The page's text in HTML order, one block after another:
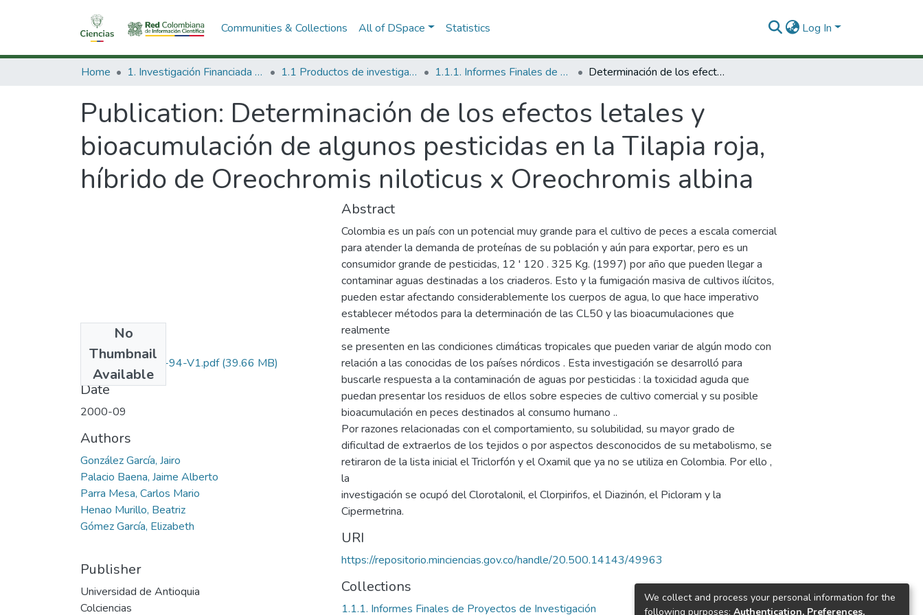
Communities & Collections All of DSpace Statistics Log In
Home 1. Investigación Financiada con Recursos Públicos 1.1 Productos de investigación 1.1.1. Informes Finales de Proyectos de Investigación Determinación de los efectos letales y bioacumulación de algunos pesticidas en la Tilapia roja, híbrido de Oreochromis niloticus x Oreochromis albina
Publication: Determinación de los efectos letales y
bioacumulación de algunos pesticidas en la Tilapia roja,
híbrido de Oreochromis niloticus x Oreochromis albina
No
Thumbnail
Available
1115-09-250-94-V1.pdf(39.66 MB)
Date
2000-09
Authors
González García, Jairo
Palacio Baena, Jaime Alberto
Parra Mesa, Carlos Mario
Henao Murillo, Beatriz
Gómez García, Elizabeth
Publisher
Universidad de Antioquia
Colciencias
Abstract
Colombia es un país con un potencial muy grande para el cultivo de peces a escala comercial
para atender la demanda de proteínas de su población y aún para exportar, pero es un
consumidor grande de pesticidas, 12 ' 120 . 325 Kg. (1997) por año que pueden llegar a
contaminar aguas destinadas a los criaderos. Esto y la fumigación masiva de cultivos ilícitos,
pueden estar afectando considerablemente los cuerpos de agua, lo que hace imperativo
establecer métodos para la determinación de las CL50 y las bioacumulaciones que
realmente
se presenten en las condiciones climáticas tropicales que pueden variar de algún modo con
relación a las conocidas de los países nórdicos . Esta investigación se desarrolló para
buscarle respuesta a la contaminación de aguas por pesticidas : la toxicidad aguda que
puedan presentar los residuos de ellos sobre especies de cultivo comercial y su posible
bioacumulación en peces destinados al consumo humano ..
Por razones relacionadas con el comportamiento, su solubilidad, su mayor grado de
dificultad de extraerlos de los tejidos o por aspectos desconocidos de su metabolismo, se
retiraron de la lista inicial el Triclorfón y el Oxamil que ya no se utiliza en Colombia. Por ello ,
la
investigación se ocupó del Clorotalonil, el Clorpirifos, el Diazinón, el Picloram y la
Cipermetrina.
URI
https://repositorio.minciencias.gov.co/handle/20.500.14143/49963
Collections
1.1.1. Informes Finales de Proyectos de Investigación
We collect and process your personal information for the
following purposes: Authentication, Preferences,